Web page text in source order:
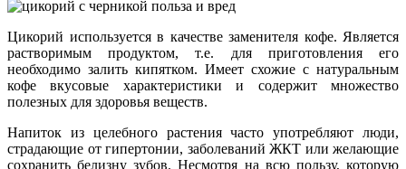
Цикорий используется в качестве заменителя кофе. Является
растворимым продуктом, т.е. для приготовления его
необходимо залить кипятком. Имеет схожие с натуральным
кофе вкусовые характеристики и содержит множество
полезных для здоровья веществ.
Напиток из целебного растения часто употребляют люди,
страдающие от гипертонии, заболеваний ЖКТ или желающие
сохранить белизну зубов. Несмотря на всю пользу, которую